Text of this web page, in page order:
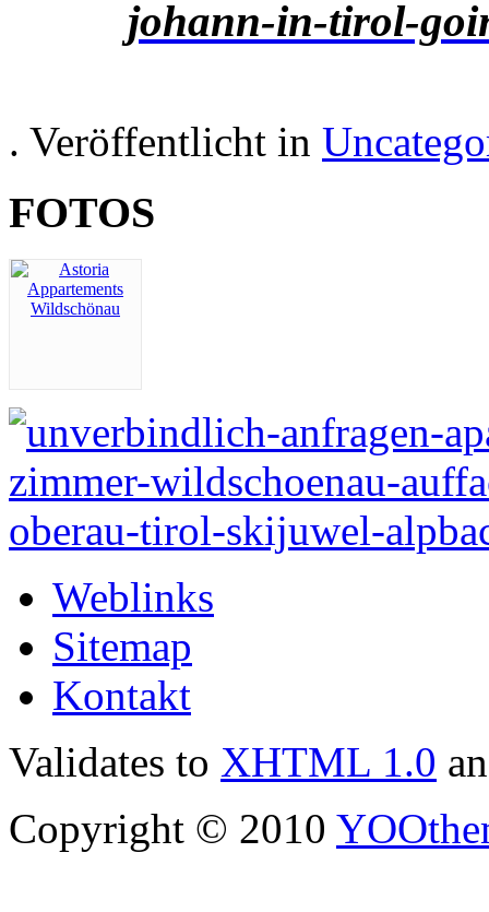
. Veröffentlicht in
FOTOS
Weblinks
Sitemap
Kontakt
Validates to XHTML 1.0
Copyright © 2010